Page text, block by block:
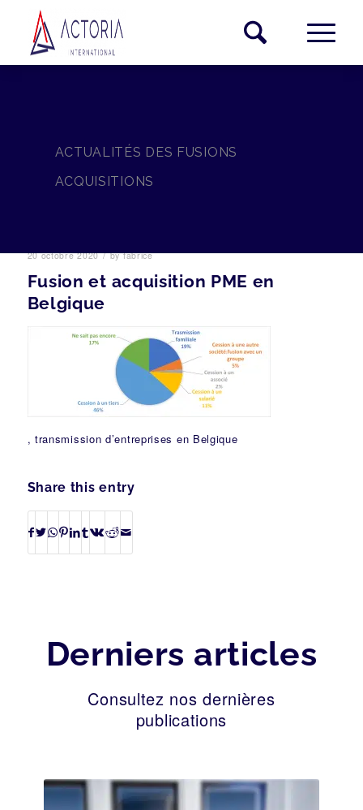
ACTUALITÉS DES FUSIONS
ACQUISITIONS
20 octobre 2020 / byfabrice
Fusion et acquisition PME en
Belgique
, transmission d’entreprises en Belgique
Share this entry
Derniers articles
Consultez nos dernières
publications